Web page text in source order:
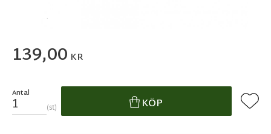
139,00 KR
Antal
st KÖP Lägg